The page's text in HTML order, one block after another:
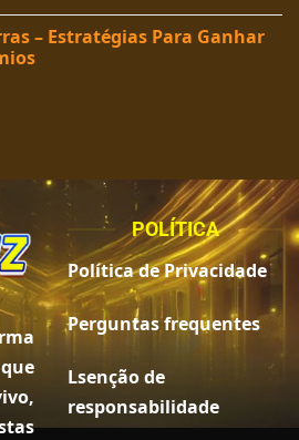
– Estratégias Para Ganhar
POLÍTICA
Política de Privacidade
Perguntas frequentes
Lsenção de
responsabilidade